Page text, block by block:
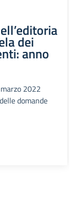
dei
anno
2022
domande